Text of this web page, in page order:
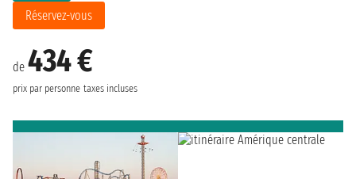
de 434 €
prix par personne taxes incluses
Réservez-vous